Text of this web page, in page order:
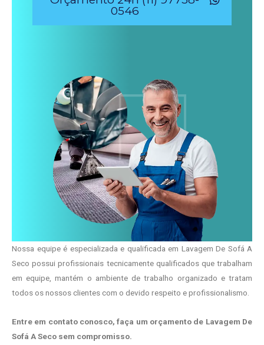
0546
Nossa equipe é especializada e qualificada em Lavagem De Sofá A
Seco possui profissionais tecnicamente qualificados que trabalham
em equipe, mantém o ambiente de trabalho organizado e tratam
todos os nossos clientes com o devido respeito e profissionalismo.
Entre em contato conosco, faça um orçamento de Lavagem De
Sofá A Seco sem compromisso.